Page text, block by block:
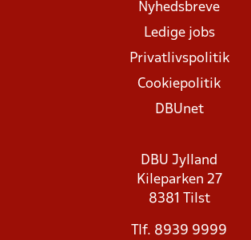
Nyhedsbreve
Ledige jobs
Privatlivspolitik
Cookiepolitik
DBUnet
DBU Jylland
Kileparken 27
8381 Tilst
Tlf. 8939 9999